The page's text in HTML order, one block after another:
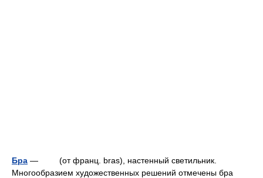
Бра — (от франц. bras), настенный светильник.
Многообразием художественных решений отмечены бра